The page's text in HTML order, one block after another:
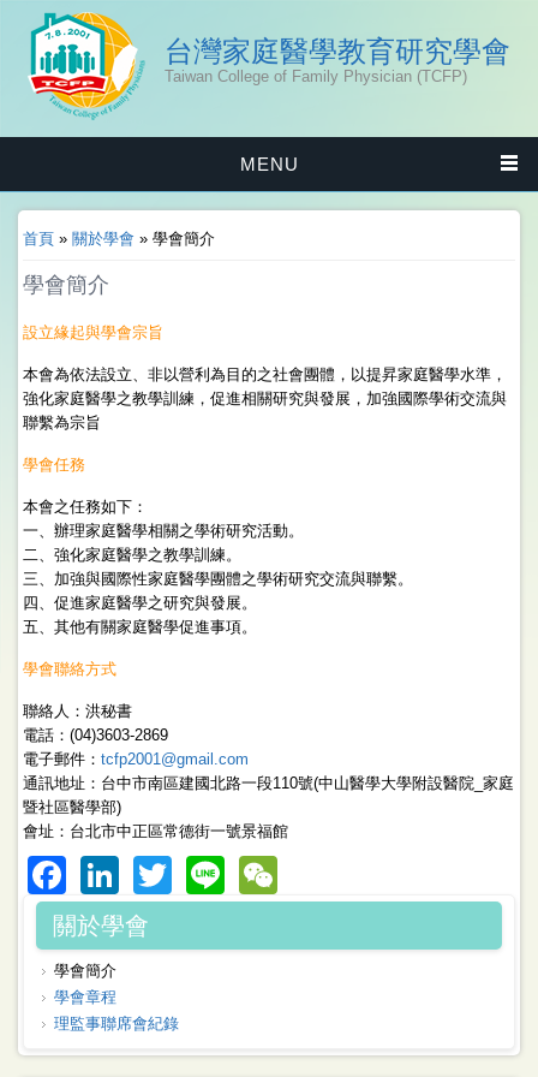
台灣家庭醫學教育研究學會
Taiwan College of Family Physician (TCFP)
MENU
您在這裡
首頁 » 關於學會 » 學會簡介
學會簡介
設立緣起與學會宗旨
本會為依法設立、非以營利為目的之社會團體，以提昇家庭醫學水準，
強化家庭醫學之教學訓練，促進相關研究與發展，加強國際學術交流與
聯繫為宗旨
學會任務
本會之任務如下：
一、辦理家庭醫學相關之學術研究活動。
二、強化家庭醫學之教學訓練。
三、加強與國際性家庭醫學團體之學術研究交流與聯繫。
四、促進家庭醫學之研究與發展。
五、其他有關家庭醫學促進事項。
學會聯絡方式
聯絡人：洪秘書
電話：(04)3603-2869
電子郵件：tcfp2001@gmail.com
通訊地址：台中市南區建國北路一段110號(中山醫學大學附設醫院_家庭
暨社區醫學部)
會址：台北市中正區常德街一號景福館
Facebook
LinkedIn
Twitter
Line
關於學會
學會簡介
學會章程
理監事聯席會紀錄